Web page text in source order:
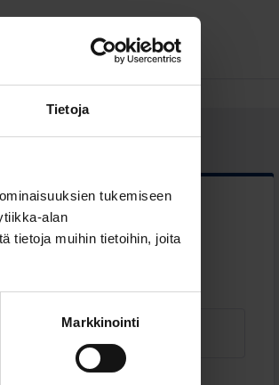
Tietoja
tukemiseen
alan
tietoja muihin tietoihin, joita
Markkinointi